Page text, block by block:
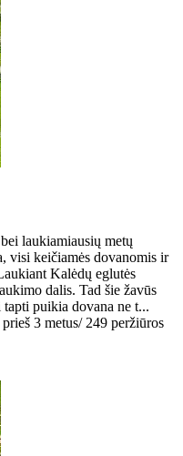
laukiamiausių metų
visi keičiamės dovanomis ir
Kalėdų eglutės
dalis. Tad šie žavūs
puikia dovana ne t...
prieš 3 metus/ 249 peržiūros